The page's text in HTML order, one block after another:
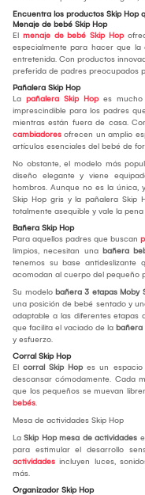
Encuentra los productos Skip Hop
Menaje de bebé Skip Hop
El menaje de bebé Skip Hop
especialmente para hacer que
entretenida. Con productos
preferida de padres preocupados
Pañalera Skip Hop
La pañalera Skip Hopes mucho
imprescindible para los padres
mientras están fuera de casa.
cambiadores ofrecen un amplio
artículos esenciales del bebé de
No obstante, el modelo más
diseño elegante y viene
hombros. Aunque no es la única,
Skip Hop gris y la pañalera Skip
totalmente asequible y vale la pena
Bañera Skip Hop
Para aquellos padres que buscan
limpios, necesitan una bañera
tenemos su base antideslizante
acomodan al cuerpo del pequeño
Su modelo bañera 3 etapas Moby
una posición de bebé sentado y
adaptable a las diferentes etapas
que facilita el vaciado de la bañera
y esfuerzo.
Corral Skip Hop
El corral Skip Hopes un espacio
descansar cómodamente. Cada
que los pequeños se muevan
bebés.
Mesa de actividades Skip Hop
La Skip Hop mesa de actividades
para estimular el desarrollo
actividades incluyen luces,
más.
Organizador Skip Hop